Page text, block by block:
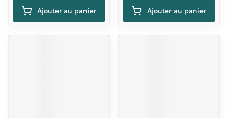
Ajouter au panier Ajouter au panier